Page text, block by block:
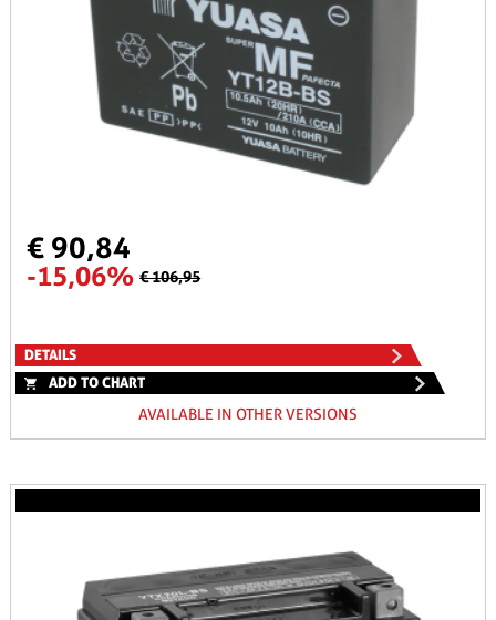
€ 90,84
-15,06% € 106,95
DETAILS
ADD TO CHART
AVAILABLE IN OTHER VERSIONS